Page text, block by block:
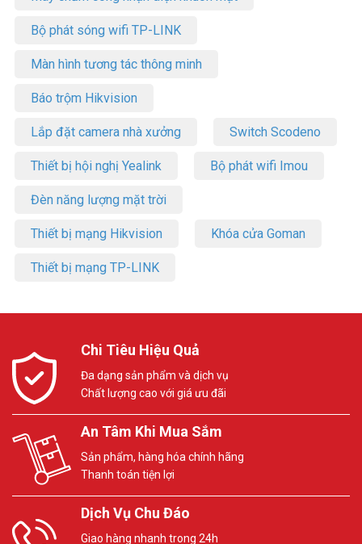
Bộ phát sóng wifi TP-LINK
Màn hình tương tác thông minh
Báo trộm Hikvision
Lắp đặt camera nhà xưởng Switch Scodeno
Thiết bị hội nghị Yealink Bộ phát wifi Imou
Đèn năng lượng mặt trời
Thiết bị mạng Hikvision Khóa cửa Goman
Thiết bị mạng TP-LINK
Chi Tiêu Hiệu Quả
Đa dạng sản phẩm và dịch vụ
Chất lượng cao với giá ưu đãi
An Tâm Khi Mua Sắm
Sản phẩm, hàng hóa chính hãng
Thanh toán tiện lợi
Dịch Vụ Chu Đáo
Giao hàng nhanh trong 24h